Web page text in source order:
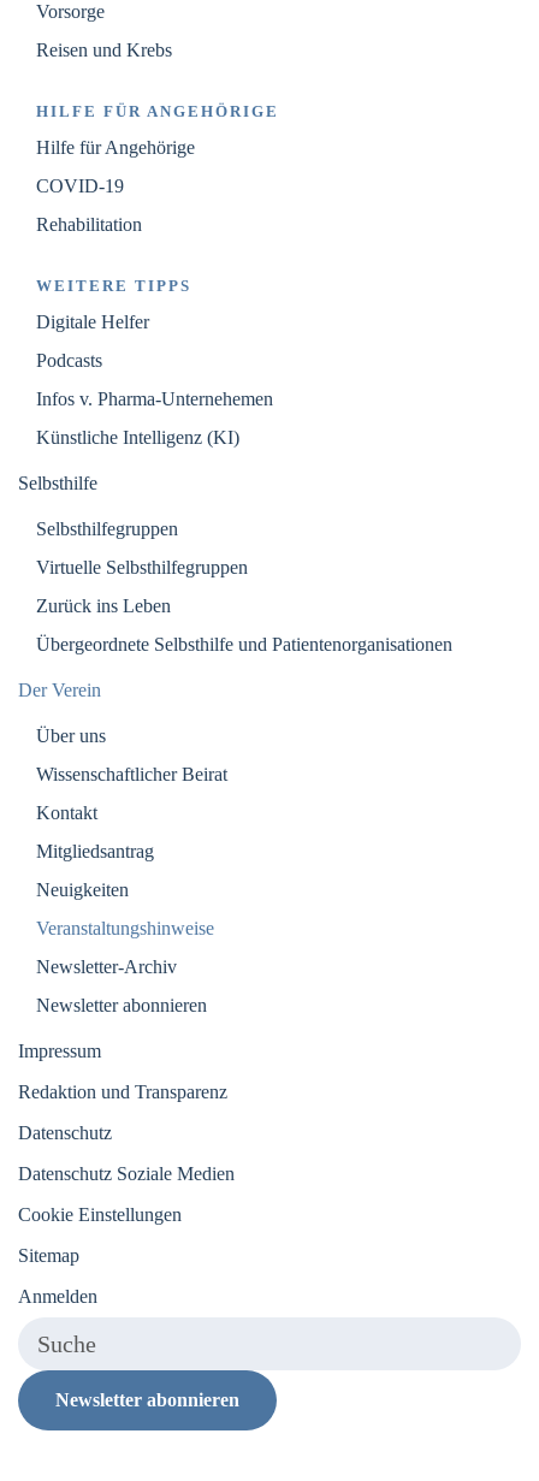
Vorsorge
Reisen und Krebs
HILFE FÜR ANGEHÖRIGE
Hilfe für Angehörige
COVID-19
Rehabilitation
WEITERE TIPPS
Digitale Helfer
Podcasts
Infos v. Pharma-Unternehemen
Künstliche Intelligenz (KI)
Selbsthilfe
Selbsthilfegruppen
Virtuelle Selbsthilfegruppen
Zurück ins Leben
Übergeordnete Selbsthilfe und Patientenorganisationen
Der Verein
Über uns
Wissenschaftlicher Beirat
Kontakt
Mitgliedsantrag
Neuigkeiten
Veranstaltungshinweise
Newsletter-Archiv
Newsletter abonnieren
Impressum
Redaktion und Transparenz
Datenschutz
Datenschutz Soziale Medien
Cookie Einstellungen
Sitemap
Anmelden
Newsletter abonnieren